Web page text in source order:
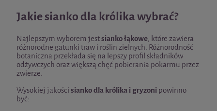
Jakie sianko dla królika wybrać?
Najlepszym wyborem jestsianko łąkowe, które zawiera
różnorodne gatunki traw i roślin zielnych. Różnorodność
botaniczna przekłada się na lepszy profil składników
odżywczych oraz większą chęć pobierania pokarmu przez
zwierzę.
Wysokiej jakości sianko dla królika i gryzoni powinno
być: